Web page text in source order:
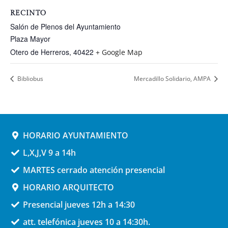
RECINTO
Salón de Plenos del Ayuntamiento
Plaza Mayor
Otero de Herreros, 40422 + Google Map
Bibliobus Mercadillo Solidario, AMPA
HORARIO AYUNTAMIENTO
L,X,J,V 9 a 14h
MARTES cerrado atención presencial
HORARIO ARQUITECTO
Presencial jueves 12h a 14:30
att. telefónica jueves 10 a 14:30h.